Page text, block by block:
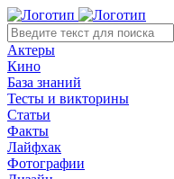
Актеры
Кино
База знаний
Тесты и викторины
Статьи
Факты
Лайфхак
Фотографии